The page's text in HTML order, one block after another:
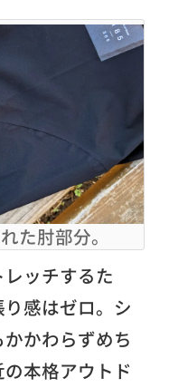
た肘部分。
ッチするた
感はゼロ。シ
かわらずめち
本格アウトド